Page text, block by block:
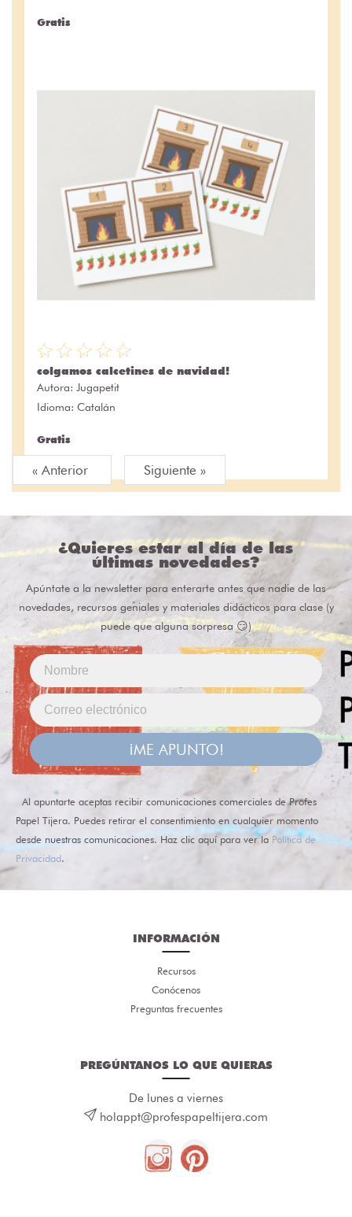
Gratis
colgamos calcetines de navidad!
Autora: Jugapetit
Idioma: Catalán
Gratis
« Anterior Siguiente »
¿Quieres estar al día de las
últimas novedades?
Apúntate a la newsletter para enterarte antes que nadie de las
novedades, recursos geniales y materiales didácticos para clase (y
puede que alguna sorpresa 😏)
¡ME APUNTO!
Al apuntarte aceptas recibir comunicaciones comerciales de Profes
Papel Tijera. Puedes retirar el consentimiento en cualquier momento
desde nuestras comunicaciones. Haz clic aquí para ver la Política de
Privacidad.
INFORMACIÓN
Recursos
Conócenos
Preguntas frecuentes
PREGÚNTANOS LO QUE QUIERAS
De lunes a viernes
holappt@profespapeltijera.com